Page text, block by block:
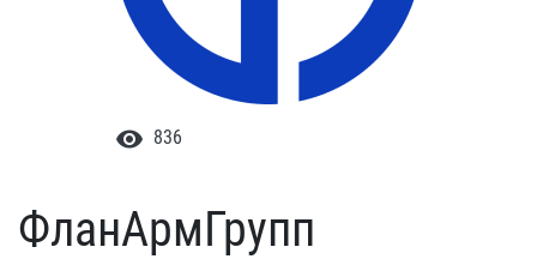
visibility 836
ФланАрмГрупп